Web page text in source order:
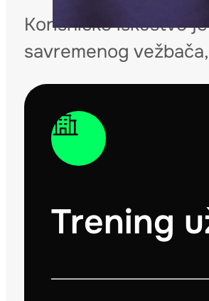
Korisničko iskustvo
savremenog
Trening